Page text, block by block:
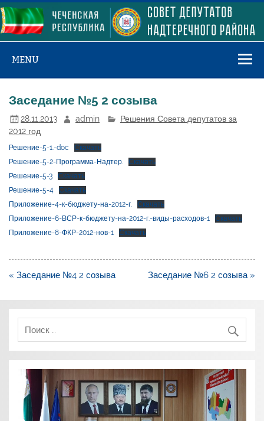
Skip
to
content
MENU
Заседание №5 2 созыва
28.11.2013 admin
Решения Совета депутатов за
2012 год
Решение-5-1.-doc
Скачать
Решение-5-2-Программа-Надтер.
Скачать
Решение-5-3
Скачать
Решение-5-4
Скачать
Приложение-4-к-бюджету-на-2012-г.
Скачать
Приложение-6-ВСР-к-бюджету-на-2012-г.-виды-расходов-1
Скачать
Приложение-8-ФКР-2012-нов-1
Скачать
Навигация
записям
« Заседание №4 2 созыва Заседание №6 2 созыва »